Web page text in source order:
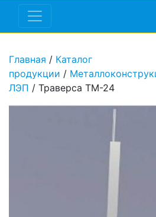
Главная / Каталог
продукции /
ЛЭП / Траверса ТМ-24